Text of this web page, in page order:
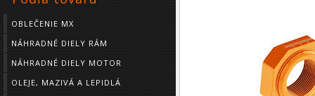
OBLEČENIE MX
NÁHRADNÉ DIELY RÁM
NÁHRADNÉ DIELY MOTOR
OLEJE, MAZIVÁ A LEPIDLÁ